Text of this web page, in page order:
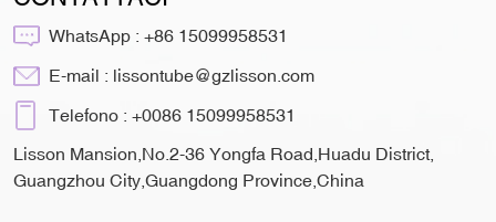
WhatsApp : +86 15099958531
E-mail : lissontube@gzlisson.com
Telefono : +0086 15099958531
Lisson Mansion,No.2-36 Yongfa Road,Huadu District,
Guangzhou City,Guangdong Province,China